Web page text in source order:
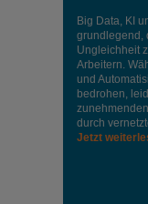
Big Data, KI
grundlegend,
Ungleichheit
Arbeitern.
und
bedrohen,
durch
Jetzt